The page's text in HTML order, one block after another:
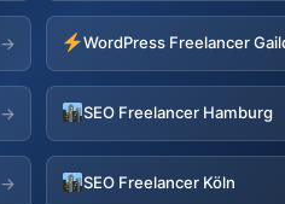
→ WordPress Freelancer
→ SEO Freelancer Hamburg
→ SEO Freelancer Köln